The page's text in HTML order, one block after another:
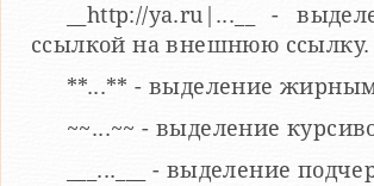
__http://ya.ru|...__ -
ссылкой на внешнюю ссылку.
**...** - выделение
~~...~~ - выделение
___...___ - выделение